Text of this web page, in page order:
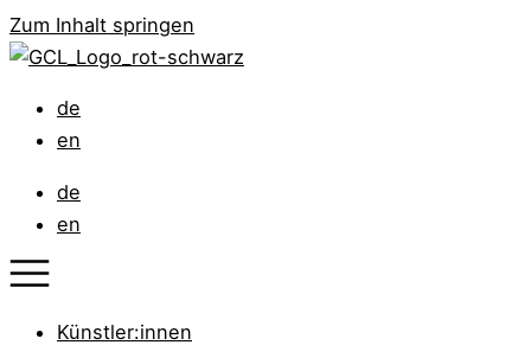
Zum Inhalt springen
de
en
de
en
Künstler:innen